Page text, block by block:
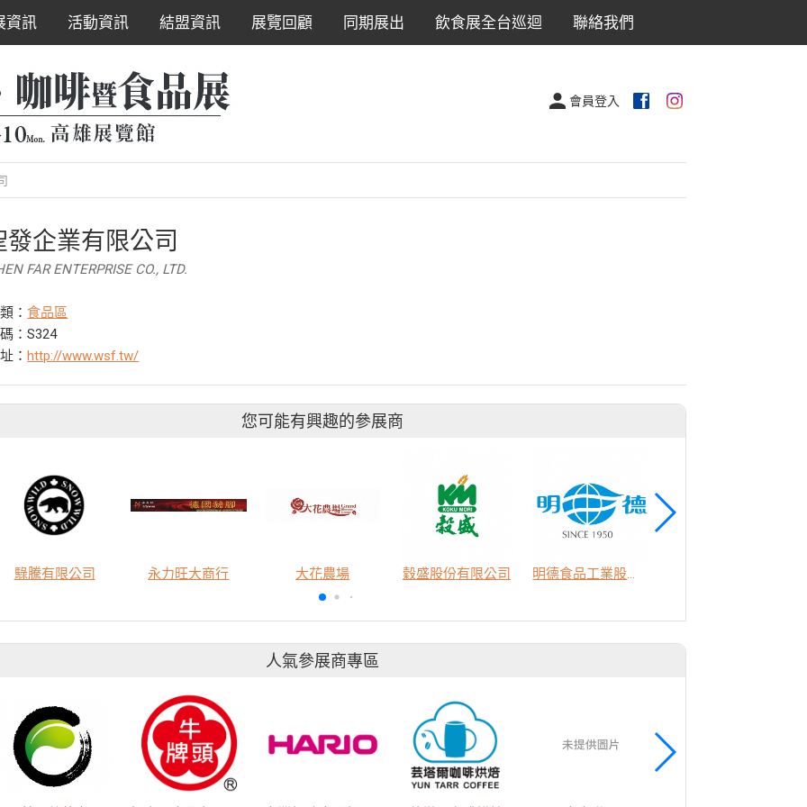
資訊 活動資訊 結盟資訊 展覽回顧 同期展出 飲食展全台巡迴 聯絡我們
會員登入
發企業有限公司
FAR ENTERPRISE CO., LTD.
： 食品區
：S324
：http://www.wsf.tw/
您可能有興趣的參展商
騄騰有限公司 永力旺大商行 大花農場 穀盛股份有限公司 明德食品工業股份有限公司
人氣參展商專區